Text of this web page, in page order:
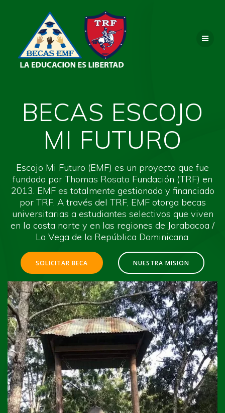
al
contenido
BECAS ESCOJO
MI FUTURO
Escojo Mi Futuro (EMF) es un proyecto que fue
fundado por Thomas Rosato Fundación (TRF) en
2013. EMF es totalmente gestionado y financiado
por TRF. A través del TRF, EMF otorga becas
universitarias a estudiantes selectivos que viven
en la costa norte y en las regiones de Jarabacoa /
La Vega de la República Dominicana.
SOLICITAR BECA NUESTRA MISION